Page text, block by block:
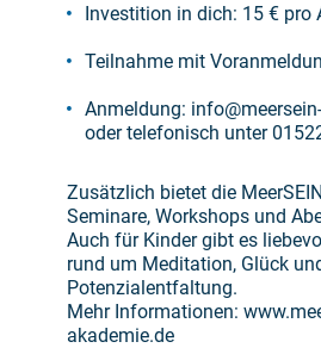
Investition in dich: 15 € pro
Teilnahme mit
Anmeldung:
oder telefonisch unter
Zusätzlich bietet die
Seminare, Workshops und
Auch für Kinder gibt es
rund um Meditation, Glück
Potenzialentfaltung.
Mehr Informationen:
akademie.de